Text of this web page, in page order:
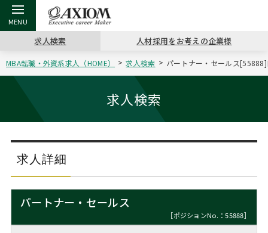
戻る
アクシアムの特長
戻る
コンサ
サービス案内
戻る
キャリ
コンサルタントの紹介
戻る
キャリア支援 TOP
キャリアデザイン講座
（最新求人市場動向）
戻る
MBAの
おわり
ステージ別アドバイス
MBAの転職事例
MBAからのFAQ
戻る
日本か
戻る
転職ツール TOP
英文レジュメの書き方
戻る
パワー
職務経歴書の書き方
戻る
転職コラム TOP
“展”職相談室
転職市場の明日をよめ
戻る
イベント・セミナー TOP
ジョブフェア
キャリアデザインセミナー
戻る
会社概要 TOP
沿革
主なクライアント
求人検索 人材採用をお考えの企業様
MBA転職・外資系求人（HOME） 求人検索 パートナー・セールス
求人検索
求人詳細
パートナー・セールス
［ポジションNo.：55888］